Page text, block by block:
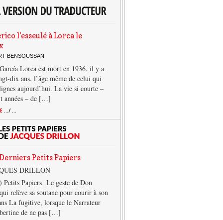
l’esseulé à Lorca le
BENSOUSSAN
Lorca est mort en 1936, il y a
dix ans, l’âge même de celui qui
aujourd’hui. La vie si courte –
années – de […]
.../ ...
Petits Papiers
DRILLON
Petits Papiers Le geste de Don
relève sa soutane pour courir à son
La fugitive, lorsque le Narrateur
de ne pas […]